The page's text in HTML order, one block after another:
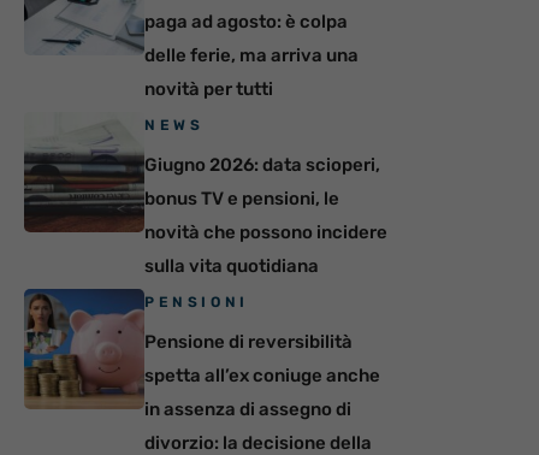
paga ad agosto: è colpa
delle ferie, ma arriva una
novità per tutti
NEWS
Giugno 2026: data scioperi,
bonus TV e pensioni, le
novità che possono incidere
sulla vita quotidiana
PENSIONI
Pensione di reversibilità
spetta all’ex coniuge anche
in assenza di assegno di
divorzio: la decisione della